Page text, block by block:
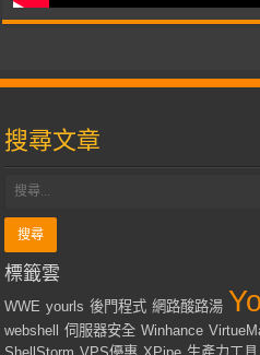
搜尋文章
標籤雲
WWE yourls 後門程式 網路酸路湯
webshell 伺服器安全 Winhance